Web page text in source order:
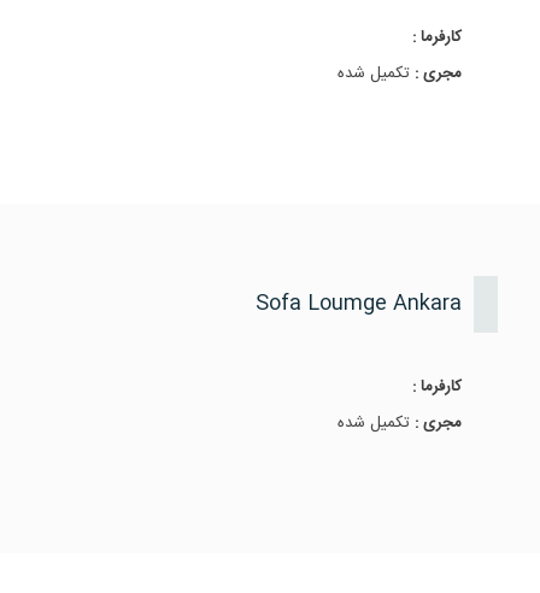
کارفرما :
مجری : تکمیل شده
Sofa Loumge Ankara
کارفرما :
مجری : تکمیل شده